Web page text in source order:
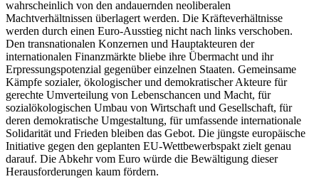
wahrscheinlich von den andauernden neoliberalen
Machtverhältnissen überlagert werden. Die Kräfteverhältnisse
werden durch einen Euro-Ausstieg nicht nach links verschoben.
Den transnationalen Konzernen und Hauptakteuren der
internationalen Finanzmärkte bliebe ihre Übermacht und ihr
Erpressungspotenzial gegenüber einzelnen Staaten. Gemeinsame
Kämpfe sozialer, ökologischer und demokratischer Akteure für
gerechte Umverteilung von Lebenschancen und Macht, für
sozialökologischen Umbau von Wirtschaft und Gesellschaft, für
deren demokratische Umgestaltung, für umfassende internationale
Solidarität und Frieden bleiben das Gebot. Die jüngste europäische
Initiative gegen den geplanten EU-Wettbewerbspakt zielt genau
darauf. Die Abkehr vom Euro würde die Bewältigung dieser
Herausforderungen kaum fördern.